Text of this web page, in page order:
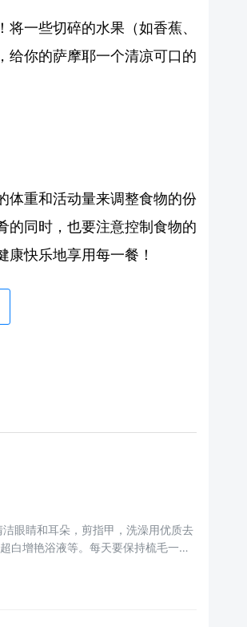
一些切碎的水果（如香蕉、
给你的萨摩耶一个清凉可口的
体重和活动量来调整食物的份
的同时，也要注意控制食物的
快乐地享用每一餐！
眼睛和耳朵，剪指甲，洗澡用优质去
白增艳浴液等。每天要保持梳毛一到